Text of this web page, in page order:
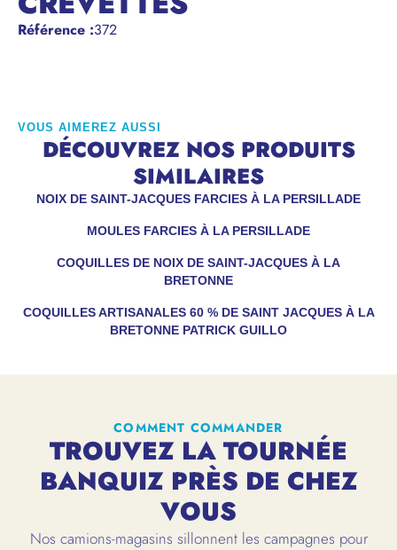
Référence :372
VOUS AIMEREZ AUSSI
DÉCOUVREZ NOS PRODUITS
SIMILAIRES
NOIX DE SAINT-JACQUES FARCIES À LA PERSILLADE
MOULES FARCIES À LA PERSILLADE
COQUILLES DE NOIX DE SAINT-JACQUES À LA
BRETONNE
COQUILLES ARTISANALES 60 % DE SAINT JACQUES À LA
BRETONNE PATRICK GUILLO
COMMENT COMMANDER
TROUVEZ LA TOURNÉE
BANQUIZ PRÈS DE CHEZ
VOUS
Nos camions-magasins sillonnent les campagnes pour